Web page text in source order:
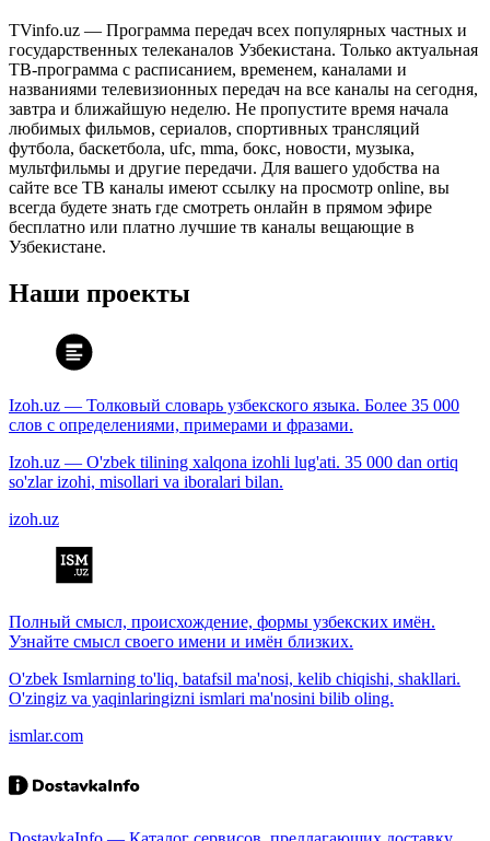
TVinfo.uz — Программа передач всех популярных частных и
государственных телеканалов Узбекистана. Только актуальная
ТВ-программа с расписанием, временем, каналами и
названиями телевизионных передач на все каналы на сегодня,
завтра и ближайшую неделю. Не пропустите время начала
любимых фильмов, сериалов, спортивных трансляций
футбола, баскетбола, ufc, mma, бокс, новости, музыка,
мультфильмы и другие передачи. Для вашего удобства на
сайте все ТВ каналы имеют ссылку на просмотр online, вы
всегда будете знать где смотреть онлайн в прямом эфире
бесплатно или платно лучшие тв каналы вещающие в
Узбекистане.
Наши проекты
Izoh.uz — Толковый словарь узбекского языка. Более 35 000
слов с определениями, примерами и фразами.
Izoh.uz — O'zbek tilining xalqona izohli lug'ati. 35 000 dan ortiq
so'zlar izohi, misollari va iboralari bilan.
izoh.uz
Полный смысл, происхождение, формы узбекских имён.
Узнайте смысл своего имени и имён близких.
O'zbek Ismlarning to'liq, batafsil ma'nosi, kelib chiqishi, shakllari.
O'zingiz va yaqinlaringizni ismlari ma'nosini bilib oling.
ismlar.com